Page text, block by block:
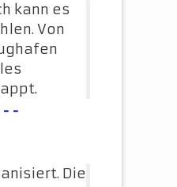
kann es
Von
Die